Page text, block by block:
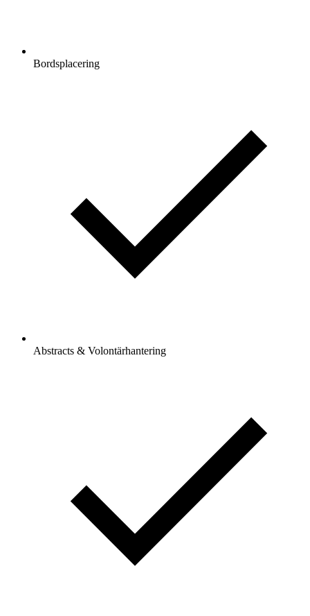
Bordsplacering
Abstracts & Volontärhantering